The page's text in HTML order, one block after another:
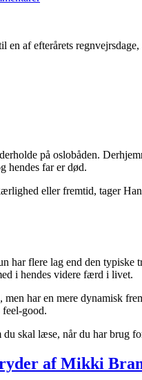
af efterårets
på oslobåden.
hendes far er død.
eller fremtid, tager
har flere lag end den
i hendes videre færd i livet.
har en mere dynamisk
feel-good.
skal læse, når du har brug
af Mikki